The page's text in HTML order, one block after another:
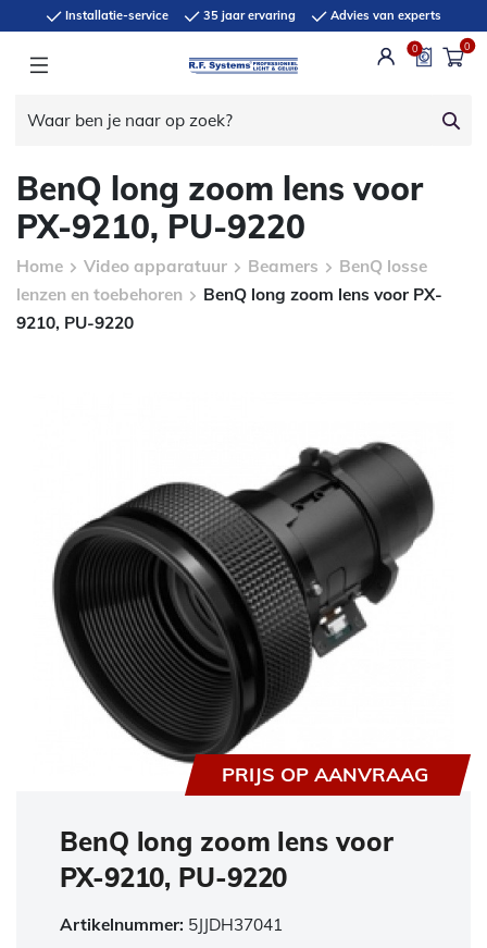
Installatie-service 35 jaar ervaring Advies van experts
0 0
BenQ long zoom lens voor
PX-9210, PU-9220
Home Video apparatuur Beamers
BenQ losse
lenzen en toebehoren
BenQ long zoom lens voor PX-
9210, PU-9220
PRIJS OP AANVRAAG
BenQ long zoom lens voor
PX-9210, PU-9220
Artikelnummer: 5JJDH37041